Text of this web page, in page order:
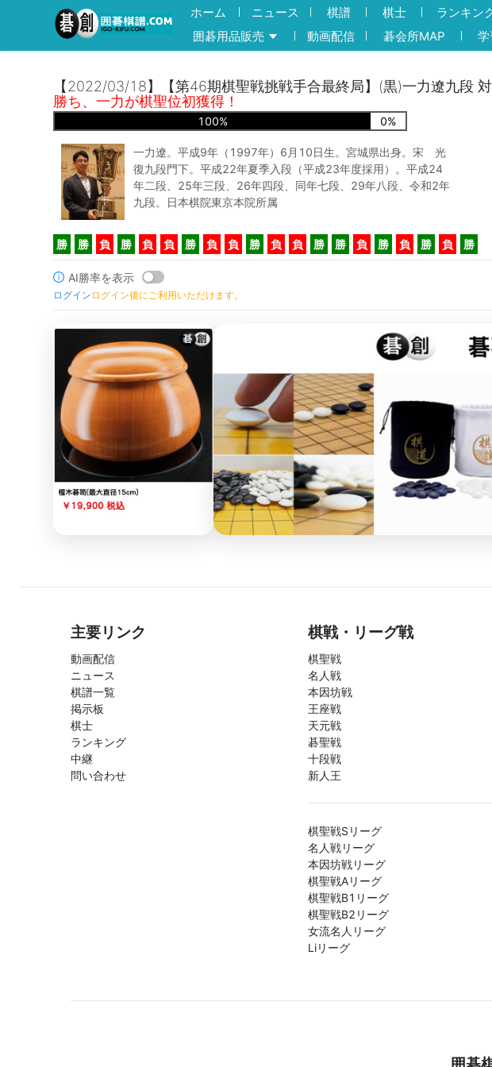
ホーム ニュース 棋譜 棋士 ランキン
囲碁用品販売
動画配信 碁会所MAP 学
【2022/03/18】【第46期棋聖戦挑戦手合最終局】(黒)一力遼九段
勝ち、一力が棋聖位初獲得！
100% 0%
一力遼。平成9年（1997年）6月10日生。宮城県出身。宋 光
復九段門下。平成22年夏季入段（平成23年度採用）。平成24
年二段、25年三段、26年四段、同年七段、29年八段、令和2年
九段。日本棋院東京本院所属
勝 勝 負 勝 負 負 勝 負 負 勝 負 負 勝 勝 負 勝 負 勝 負 勝
AI勝率を表示
ログイン ログイン後にご利用いただけます。
主要リンク
動画配信
ニュース
棋譜一覧
掲示板
棋士
ランキング
中継
問い合わせ
棋戦・リーグ戦
棋聖戦
名人戦
本因坊戦
王座戦
天元戦
碁聖戦
十段戦
新人王
棋聖戦Sリーグ
名人戦リーグ
本因坊戦リーグ
棋聖戦Aリーグ
棋聖戦B1リーグ
棋聖戦B2リーグ
女流名人リーグ
Liリーグ